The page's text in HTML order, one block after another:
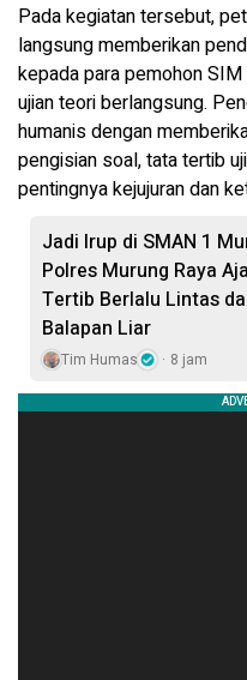
Pada kegiatan tersebut,
langsung memberikan
kepada para pemohon
ujian teori berlangsung.
humanis dengan
pengisian soal, tata tertib
pentingnya kejujuran dan
Jadi Irup di SMAN 1
Polres Murung Raya
Tertib Berlalu Lintas
Balapan Liar
Tim Humas 8 jam